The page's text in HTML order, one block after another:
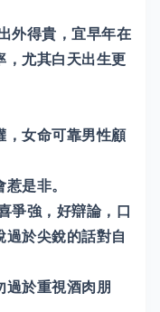
外得貴，宜早年在
，尤其白天出生更
，女命可靠男性顧
是非。
爭強，好辯論，口
過於尖銳的話對自
過於重視酒肉朋